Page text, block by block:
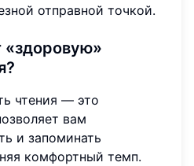
отправной точкой.
«здоровую»
чтения — это
вам
и запоминать
комфортный темп.